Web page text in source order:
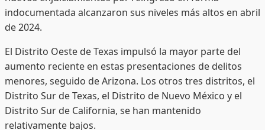
indocumentada alcanzaron sus niveles más altos en abril
de 2024.
El Distrito Oeste de Texas impulsó la mayor parte del
aumento reciente en estas presentaciones de delitos
menores, seguido de Arizona. Los otros tres distritos, el
Distrito Sur de Texas, el Distrito de Nuevo México y el
Distrito Sur de California, se han mantenido
relativamente bajos.